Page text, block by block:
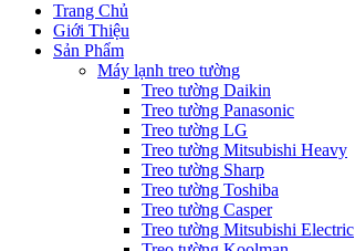
Trang Chủ
Giới Thiệu
Sản Phẩm
Máy lạnh treo tường
Treo tường Daikin
Treo tường Panasonic
Treo tường LG
Treo tường Mitsubishi Heavy
Treo tường Sharp
Treo tường Toshiba
Treo tường Casper
Treo tường Mitsubishi Electric